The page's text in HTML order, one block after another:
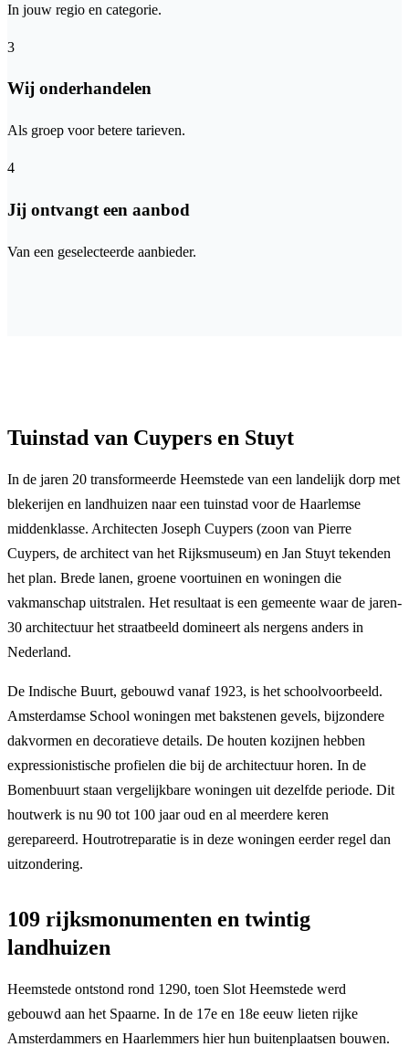
In jouw regio en categorie.
3
Wij onderhandelen
Als groep voor betere tarieven.
4
Jij ontvangt een aanbod
Van een geselecteerde aanbieder.
Tuinstad van Cuypers en Stuyt
In de jaren 20 transformeerde Heemstede van een landelijk dorp met
blekerijen en landhuizen naar een tuinstad voor de Haarlemse
middenklasse. Architecten Joseph Cuypers (zoon van Pierre
Cuypers, de architect van het Rijksmuseum) en Jan Stuyt tekenden
het plan. Brede lanen, groene voortuinen en woningen die
vakmanschap uitstralen. Het resultaat is een gemeente waar de jaren-
30 architectuur het straatbeeld domineert als nergens anders in
Nederland.
De Indische Buurt, gebouwd vanaf 1923, is het schoolvoorbeeld.
Amsterdamse School woningen met bakstenen gevels, bijzondere
dakvormen en decoratieve details. De houten kozijnen hebben
expressionistische profielen die bij de architectuur horen. In de
Bomenbuurt staan vergelijkbare woningen uit dezelfde periode. Dit
houtwerk is nu 90 tot 100 jaar oud en al meerdere keren
gerepareerd. Houtrotreparatie is in deze woningen eerder regel dan
uitzondering.
109 rijksmonumenten en twintig
landhuizen
Heemstede ontstond rond 1290, toen Slot Heemstede werd
gebouwd aan het Spaarne. In de 17e en 18e eeuw lieten rijke
Amsterdammers en Haarlemmers hier hun buitenplaatsen bouwen.